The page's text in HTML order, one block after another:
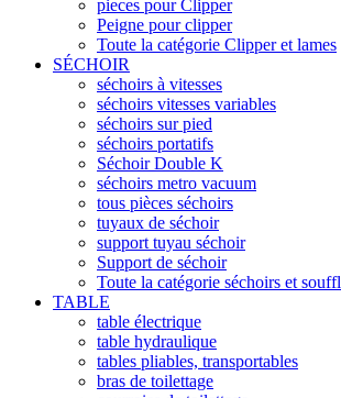
pieces pour Clipper
Peigne pour clipper
Toute la catégorie Clipper et lames
SÉCHOIR
séchoirs à vitesses
séchoirs vitesses variables
séchoirs sur pied
séchoirs portatifs
Séchoir Double K
séchoirs metro vacuum
tous pièces séchoirs
tuyaux de séchoir
support tuyau séchoir
Support de séchoir
Toute la catégorie séchoirs et
TABLE
table électrique
table hydraulique
tables pliables, transportables
bras de toilettage